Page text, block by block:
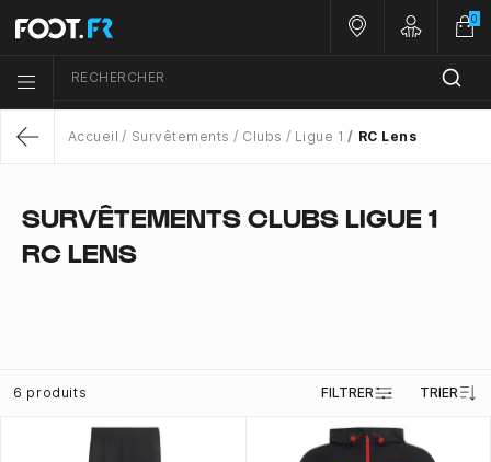
Menu list icon
RECHERCHER
Nos magasins
Customer
0
Accueil Survêtements Clubs Ligue 1 RC Lens
SURVÊTEMENTS CLUBS LIGUE 1
RC LENS
6 produits FILTRER TRIER